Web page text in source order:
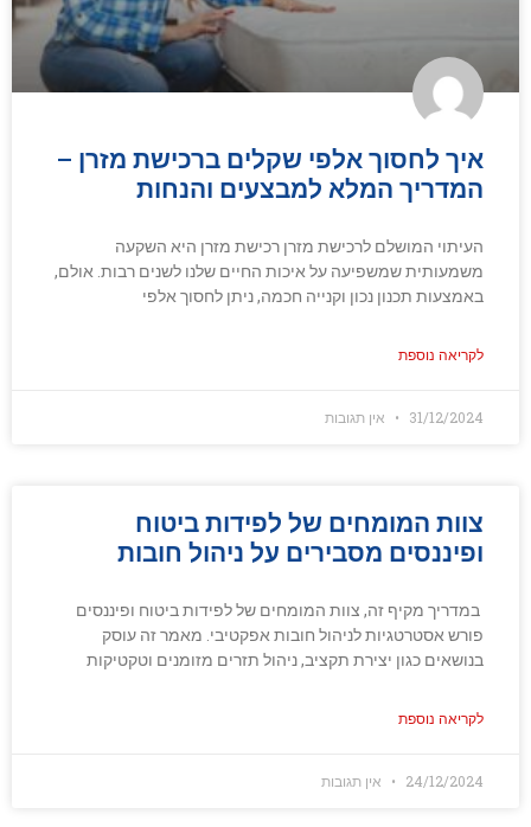
איך לחסוך אלפי שקלים ברכישת מזרן –
המדריך המלא למבצעים והנחות
העיתוי המושלם לרכישת מזרן רכישת מזרן היא השקעה
משמעותית שמשפיעה על איכות החיים שלנו לשנים רבות. אולם,
באמצעות תכנון נכון וקנייה חכמה, ניתן לחסוך אלפי
לקריאה נוספת
31/12/2024 אין תגובות
צוות המומחים של לפידות ביטוח
ופיננסים מסבירים על ניהול חובות
במדריך מקיף זה, צוות המומחים של לפידות ביטוח ופיננסים
פורש אסטרטגיות לניהול חובות אפקטיבי. מאמר זה עוסק
בנושאים כגון יצירת תקציב, ניהול תזרים מזומנים וטקטיקות
לקריאה נוספת
24/12/2024 אין תגובות